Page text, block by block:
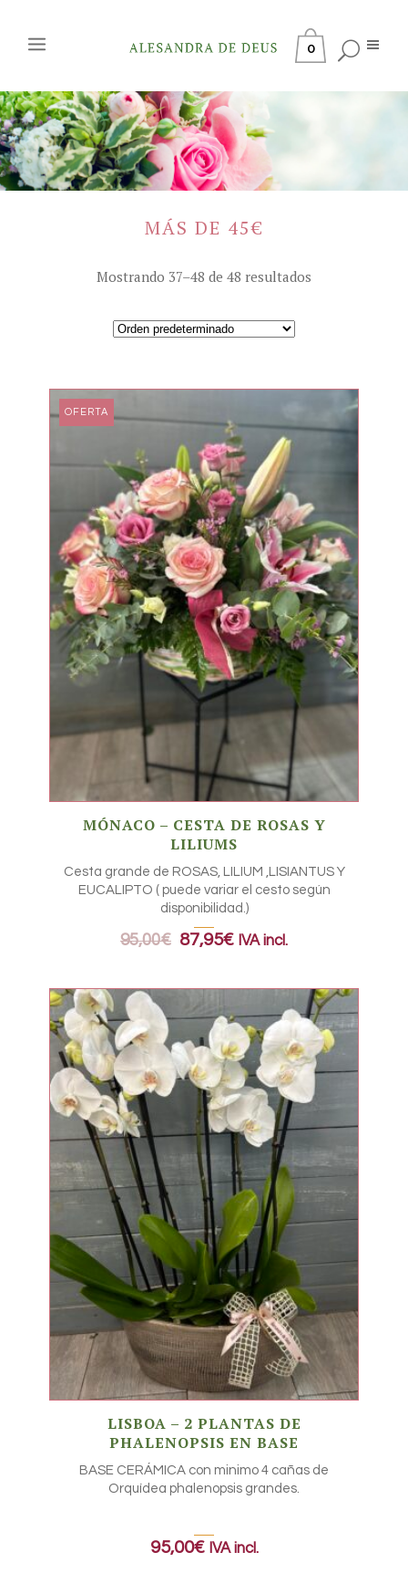
0
MÁS DE 45€
Mostrando 37–48 de 48 resultados
OFERTA
MÓNACO – CESTA DE ROSAS Y
LILIUMS
Cesta grande de ROSAS, LILIUM ,LISIANTUS Y
EUCALIPTO ( puede variar el cesto según
disponibilidad.)
95,00€ 87,95€ IVA incl.
LISBOA – 2 PLANTAS DE
PHALENOPSIS EN BASE
BASE CERÁMICA con minimo 4 cañas de
Orquídea phalenopsis grandes.
95,00€ IVA incl.